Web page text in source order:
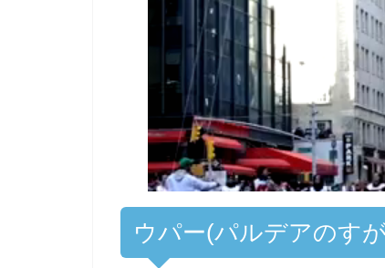
ウパー(パルデアのす